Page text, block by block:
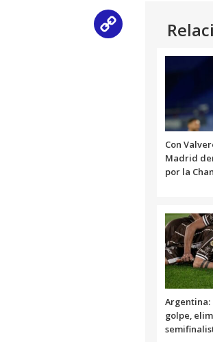
Con
Madrid
por la
Argentina:
golpe,